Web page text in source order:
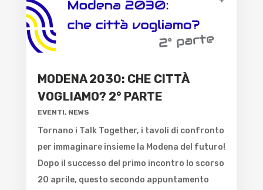
MODENA 2030: CHE CITTÀ
VOGLIAMO? 2° PARTE
EVENTI, NEWS
Tornano i Talk Together, i tavoli di confronto
per immaginare insieme la Modena del futuro!
Dopo il successo del primo incontro lo scorso
20 aprile, questo secondo appuntamento